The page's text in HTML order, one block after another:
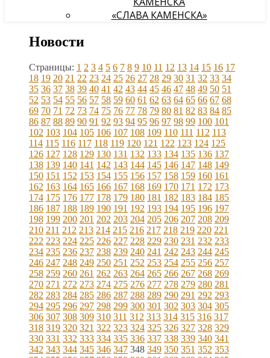
«СЛАВА КАМЕНСКА»
Новости
Страницы: 1 2 3 4 5 6 7 8 9 10 11 12 13 14 15 16 17
18 19 20 21 22 23 24 25 26 27 28 29 30 31 32 33 34
35 36 37 38 39 40 41 42 43 44 45 46 47 48 49 50 51
52 53 54 55 56 57 58 59 60 61 62 63 64 65 66 67 68
69 70 71 72 73 74 75 76 77 78 79 80 81 82 83 84 85
86 87 88 89 90 91 92 93 94 95 96 97 98 99 100 101
102 103 104 105 106 107 108 109 110 111 112 113
114 115 116 117 118 119 120 121 122 123 124 125
126 127 128 129 130 131 132 133 134 135 136 137
138 139 140 141 142 143 144 145 146 147 148 149
150 151 152 153 154 155 156 157 158 159 160 161
162 163 164 165 166 167 168 169 170 171 172 173
174 175 176 177 178 179 180 181 182 183 184 185
186 187 188 189 190 191 192 193 194 195 196 197
198 199 200 201 202 203 204 205 206 207 208 209
210 211 212 213 214 215 216 217 218 219 220 221
222 223 224 225 226 227 228 229 230 231 232 233
234 235 236 237 238 239 240 241 242 243 244 245
246 247 248 249 250 251 252 253 254 255 256 257
258 259 260 261 262 263 264 265 266 267 268 269
270 271 272 273 274 275 276 277 278 279 280 281
282 283 284 285 286 287 288 289 290 291 292 293
294 295 296 297 298 299 300 301 302 303 304 305
306 307 308 309 310 311 312 313 314 315 316 317
318 319 320 321 322 323 324 325 326 327 328 329
330 331 332 333 334 335 336 337 338 339 340 341
342 343 344 345 346 347 348 349 350 351 352 353